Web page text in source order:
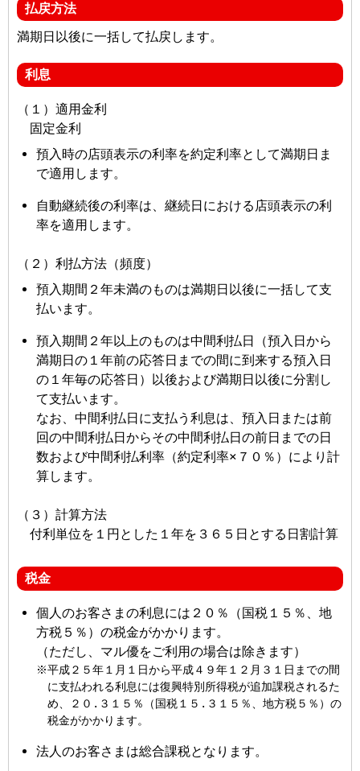
払戻方法
満期日以後に一括して払戻します。
利息
（１）適用金利
固定金利
預入時の店頭表示の利率を約定利率として満期日ま
で適用します。
自動継続後の利率は、継続日における店頭表示の利
率を適用します。
（２）利払方法（頻度）
預入期間２年未満のものは満期日以後に一括して支
払います。
預入期間２年以上のものは中間利払日（預入日から
満期日の１年前の応答日までの間に到来する預入日
の１年毎の応答日）以後および満期日以後に分割し
て支払います。
なお、中間利払日に支払う利息は、預入日または前
回の中間利払日からその中間利払日の前日までの日
数および中間利払利率（約定利率×７０％）により計
算します。
（３）計算方法
付利単位を１円とした１年を３６５日とする日割計算
税金
個人のお客さまの利息には２０％（国税１５％、地
方税５％）の税金がかかります。
（ただし、マル優をご利用の場合は除きます）
平成２５年１月１日から平成４９年１２月３１日までの間
に支払われる利息には復興特別所得税が追加課税されるた
め、２０.３１５％（国税１５.３１５％、地方税５％）の
税金がかかります。
法人のお客さまは総合課税となります。